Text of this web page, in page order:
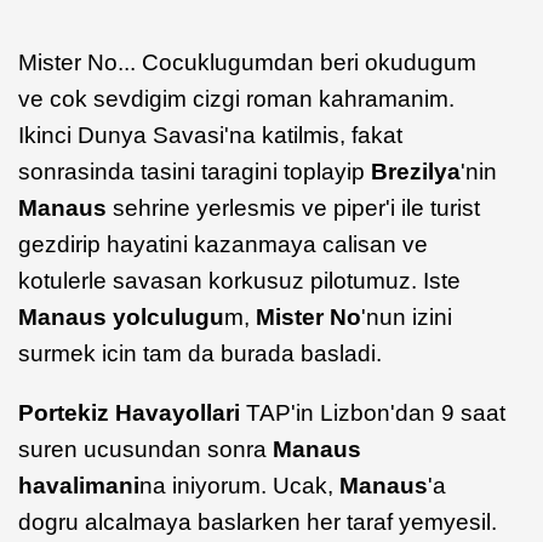
Mister No... Cocuklugumdan beri okudugum
ve cok sevdigim cizgi roman kahramanim.
Ikinci Dunya Savasi'na katilmis, fakat
sonrasinda tasini taragini toplayip Brezilya'nin
Manaus sehrine yerlesmis ve piper'i ile turist
gezdirip hayatini kazanmaya calisan ve
kotulerle savasan korkusuz pilotumuz. Iste
Manaus yolculugum, Mister No'nun izini
surmek icin tam da burada basladi.
Portekiz Havayollari TAP'in Lizbon'dan 9 saat
suren ucusundan sonra Manaus
havalimanina iniyorum. Ucak, Manaus'a
dogru alcalmaya baslarken her taraf yemyesil.